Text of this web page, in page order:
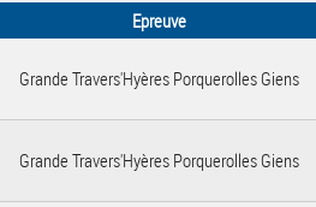
Epreuve
Grande Travers'Hyères Porquerolles Giens
Grande Travers'Hyères Porquerolles Giens